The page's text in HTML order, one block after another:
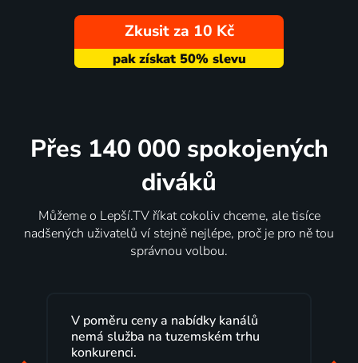
Zkusit za 10 Kč
Přes 140 000 spokojených
diváků
Můžeme o Lepší.TV říkat cokoliv chceme, ale tisíce
nadšených uživatelů ví stejně nejlépe, proč je pro ně tou
správnou volbou.
V poměru ceny a nabídky kanálů
nemá služba na tuzemském trhu
konkurenci.